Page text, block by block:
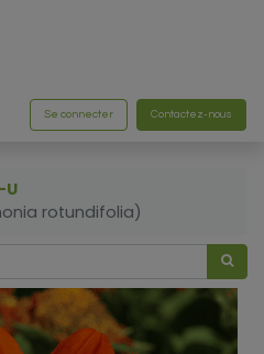
Se connecter Contactez-nous
U
rotundifolia)